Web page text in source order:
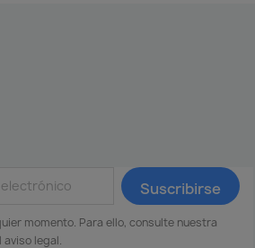
momento. Para ello, consulte nuestra
legal.